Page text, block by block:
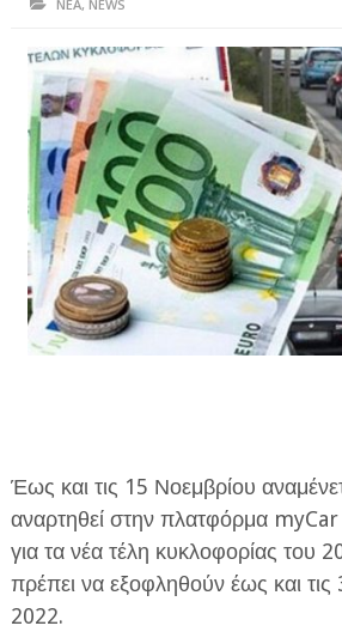
ΗΠΕΙΡΟΣ
ΠΡΕΒΕΖΑ
ΑΡΤΑ
ΙΩΑΝΝΙΝΑ
ΘΕΣΠΡΩΤΙΑ
ΙΟΝΙΑ ΝΗΣΙΑ
ΚΑΙ ΕΛΛΑΔΑ
ΥΓΕΙΑ-ΟΜΟΡΦΙΑ
ΤΕΧΝΟΛΟΓΙΑ
ΔΙΕΘΝΗ
ΝΕΑ, NEWS
Έως και τις 15 Νοεμβρίου
αναρτηθεί στην πλατφόρμα myCar
για τα νέα τέλη κυκλοφορίας του
πρέπει να εξοφληθούν έως και τις
2022.